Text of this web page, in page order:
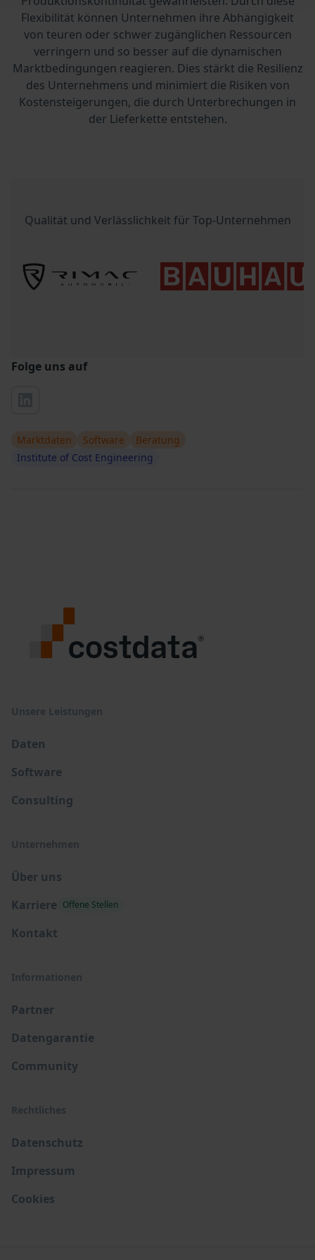
Flexibilität können Unternehmen ihre Abhängigkeit
von teuren oder schwer zugänglichen Ressourcen
verringern und so besser auf die dynamischen
Marktbedingungen reagieren. Dies stärkt die Resilienz
des Unternehmens und minimiert die Risiken von
Kostensteigerungen, die durch Unterbrechungen in
der Lieferkette entstehen.
Qualität und Verlässlichkeit für Top-Unternehmen
Folge uns auf
Marktdaten Software
Beratung
Institute of Cost Engineering
Unsere Leistungen
Daten
Software
Consulting
Unternehmen
Über uns
Karriere Offene Stellen
Kontakt
Informationen
Partner
Datengarantie
Community
Rechtliches
Datenschutz
Impressum
Cookies